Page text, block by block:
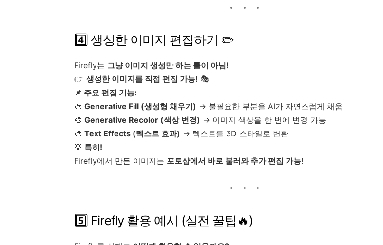
4️⃣ 생성한 이미지 편집하기 ✏️
Firefly는 그냥 이미지 생성만 하는 툴이 아님!
👉 생성한 이미지를 직접 편집 가능! 🎭
📌 주요 편집 기능:
🎨 Generative Fill (생성형 채우기) → 불필요한 부분을 AI가 자연스럽게 채움
🎨 Generative Recolor (색상 변경) → 이미지 색상을 한 번에 변경 가능
🎨 Text Effects (텍스트 효과) → 텍스트를 3D 스타일로 변환
💡 특히!
Firefly에서 만든 이미지는 포토샵에서 바로 불러와 추가 편집 가능!
5️⃣ Firefly 활용 예시 (실전 꿀팁🔥)